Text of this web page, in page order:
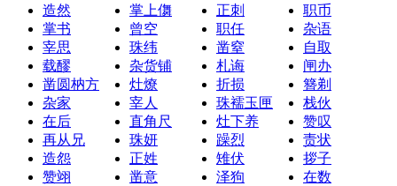
造然
掌上儛 正刺
职币
掌书
曾空 职任
杂语
宰思
珠纬 凿窒
自取
载醪
杂货铺 札诲
闸办
凿圆枘方
灶燎 折损
簪剃
杂家
宰人 珠襦玉匣
栈伙
在后
直角尺 灶下养
赞叹
再从兄
珠妍 躁烈
责状
造怨
正姓 雉伏
拶子
赞翊
凿意 泽狗
在数